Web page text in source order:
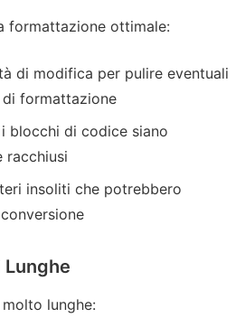
formattazione ottimale:
di modifica per pulire eventuali
di formattazione
blocchi di codice siano
racchiusi
insoliti che potrebbero
lunghe: